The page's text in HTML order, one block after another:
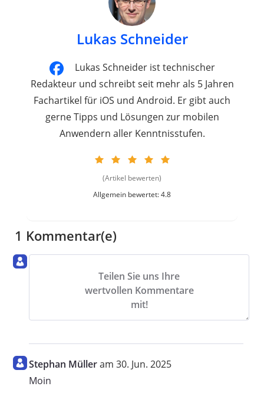
Lukas Schneider
Lukas Schneider ist technischer
Redakteur und schreibt seit mehr als 5 Jahren
Fachartikel für iOS und Android. Er gibt auch
gerne Tipps und Lösungen zur mobilen
Anwendern aller Kenntnisstufen.
(Artikel bewerten)
Allgemein bewertet: 4.8
1 Kommentar(e)
Teilen Sie uns Ihre
wertvollen Kommentare
mit!
Stephan Mülleram 30. Jun. 2025
Moin